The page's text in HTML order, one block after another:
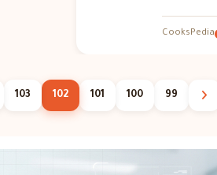
CooksPedia
99
100
101
102
103